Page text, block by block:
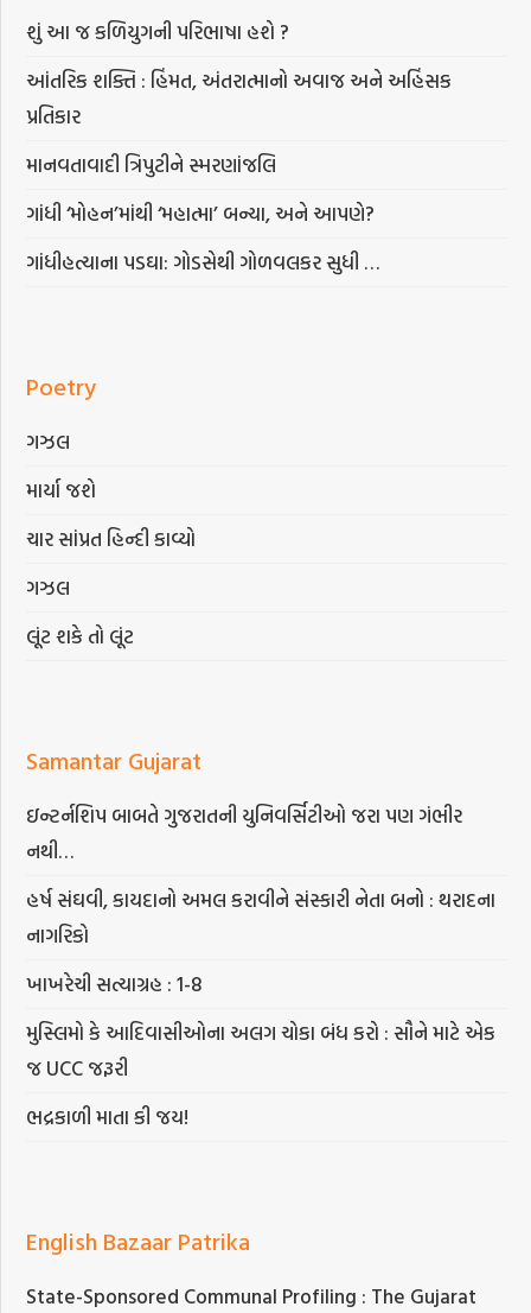
શું આ જ કળિયુગની પરિભાષા હશે ?
આંતરિક શક્તિ : હિંમત, અંતરાત્માનો અવાજ અને અહિંસક
પ્રતિકાર
માનવતાવાદી ત્રિપુટીને સ્મરણાંજલિ
ગાંધી ‘મોહન’માંથી ‘મહાત્મા’ બન્યા, અને આપણે?
ગાંધીહત્યાના પડઘા: ગોડસેથી ગોળવલકર સુધી …
Poetry
ગઝલ
માર્યા જશે
ચાર સાંપ્રત હિન્દી કાવ્યો
ગઝલ
લૂંટ શકે તો લૂંટ
Samantar Gujarat
ઇન્ટર્નશિપ બાબતે ગુજરાતની યુનિવર્સિટીઓ જરા પણ ગંભીર
નથી…
હર્ષ સંઘવી, કાયદાનો અમલ કરાવીને સંસ્કારી નેતા બનો : થરાદના
નાગરિકો
ખાખરેચી સત્યાગ્રહ : 1-8
મુસ્લિમો કે આદિવાસીઓના અલગ ચોકા બંધ કરો : સૌને માટે એક
જ UCC જરૂરી
ભદ્રકાળી માતા કી જય!
English Bazaar Patrika
State-Sponsored Communal Profiling : The Gujarat